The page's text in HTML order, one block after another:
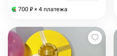
700 ₽ × 4 платежа